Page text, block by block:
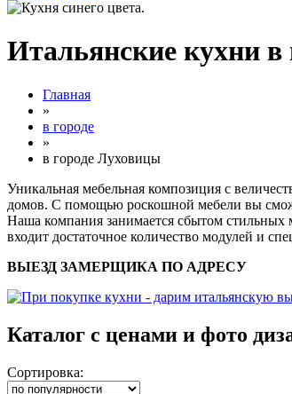
Итальянские кухни
Главная
»
в городе
»
в городе Луховицы
Уникальная мебельная композиция с
домов. С помощью роскошной мебели вы
Наша компания занимается сбытом стильных
входит достаточное количество модулей и
ВЫЕЗД ЗАМЕРЩИКА ПО АДРЕСУ
Каталог с ценами и фото
Сортировка: